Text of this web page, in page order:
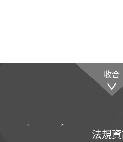
收合
法規